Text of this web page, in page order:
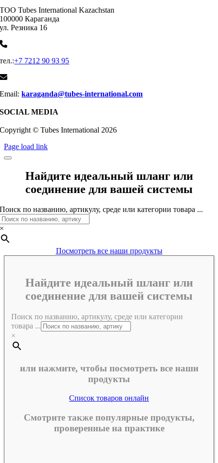
ТОО Tubes International Kazachstan
100000 Караганда
ул. Резника 16
тел.:+7 7212 90 93 95
Email:karaganda@tubes-international.com
SOCIAL MEDIA
Copyright © Tubes International 2026
Page load link
Найдите идеальный шланг или
соединение для вашей системы
Поиск по названию, артикулу, среде или категории товара ...
×
Посмотреть все наши продукты
Найдите идеальный шланг или
соединение для вашей системы
Поиск по названию, артикулу, среде или категории
товара ...
×
или нажмите, чтобы посмотреть все наши
продукты
Список товаров онлайн
Смотрите также популярные продукты,
проверенные на практике